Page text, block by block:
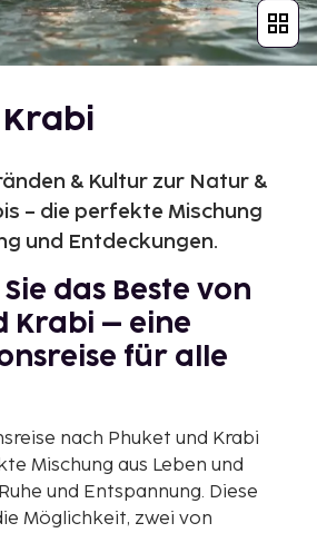
Krabi
& Kultur zur Natur &
– die perfekte Mischung
und Entdeckungen.
das Beste von
Krabi – eine
für alle
nach Phuket und Krabi
Mischung aus Leben und
und Entspannung. Diese
Möglichkeit, zwei von